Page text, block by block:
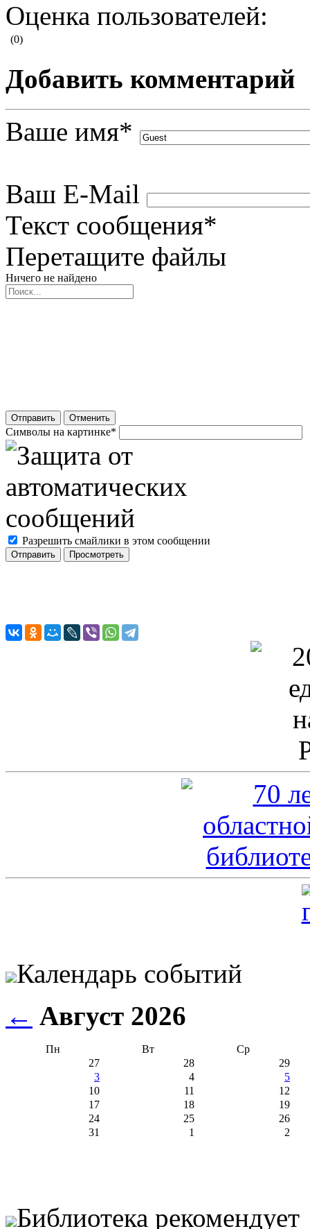
Оценка пользователей:
(0)
Добавить комментарий
Ваше имя*
Ваш E-Mail
Текст сообщения*
Перетащите файлы
Ничего не найдено
Отправить Отменить
Символы на картинке*
Разрешить смайлики в этом сообщении
Календарь событий
← Август 2026
Пн Вт
Ср
27
28
29
3
4
5
10
11
12
17
18
19
24
25
26
31
1 2
Библиотека рекомендует